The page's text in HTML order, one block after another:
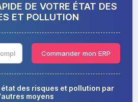
DE VOTRE ÉTAT DES
ET POLLUTION
Commander mon ERP
des risques et pollution par
moyens